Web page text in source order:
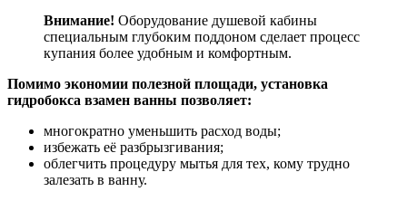
Внимание! Оборудование душевой кабины
специальным глубоким поддоном сделает процесс
купания более удобным и комфортным.
Помимо экономии полезной площади, установка
гидробокса взамен ванны позволяет:
многократно уменьшить расход воды;
избежать её разбрызгивания;
облегчить процедуру мытья для тех, кому трудно
залезать в ванну.